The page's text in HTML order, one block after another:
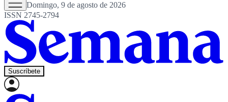
Domingo, 9 de agosto de 2026
ISSN 2745-2794
Suscríbete